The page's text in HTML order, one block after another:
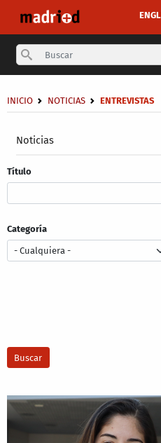
Noticias
Sobrescribir enlaces de
INICIO NOTICIAS ENTREVISTAS
Título
Categoría